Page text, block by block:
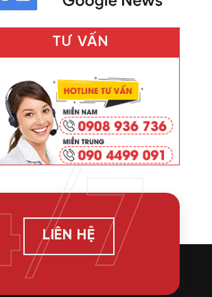
TƯ VẤN
LIÊN HỆ7